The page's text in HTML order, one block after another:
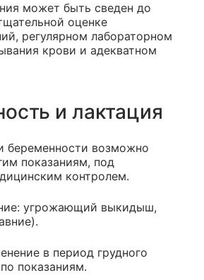
может быть сведен до
оценке
регулярном лабораторном
крови и адекватном
и лактация
беременности возможно
показаниям, под
контролем.
угрожающий выкидыш,
в период грудного
показаниям.